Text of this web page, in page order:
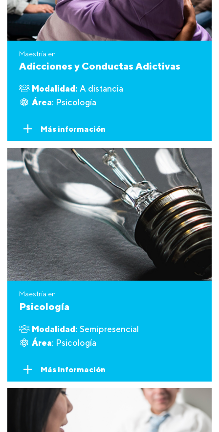
Maestría en
Adicciones y Conductas Adictivas
Modalidad: A distancia
Área: Psicología
Más información
Maestría en
Psicología
Modalidad: Semipresencial
Área: Psicología
Más información